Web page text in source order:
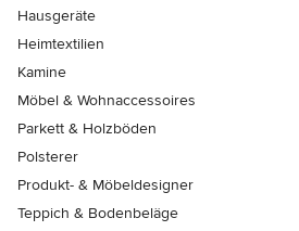
Hausgeräte
Heimtextilien
Kamine
Möbel & Wohnaccessoires
Parkett & Holzböden
Polsterer
Produkt- & Möbeldesigner
Teppich & Bodenbeläge